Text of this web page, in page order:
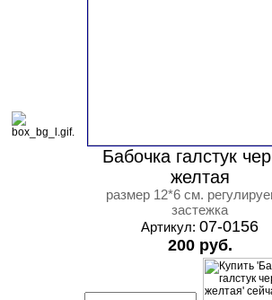
Бабочка галстук
желтая
размер 12*6 см.
застежка
Артикул: 07-0156
200 руб.